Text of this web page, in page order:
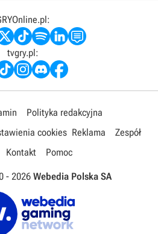
tvgry.pl:
Polityka redakcyjna
cookies Reklama
Zespół
Kontakt Pomoc
- 2026 Webedia Polska SA